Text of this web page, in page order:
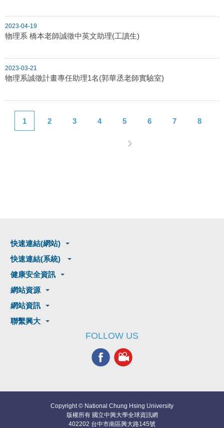
2023-04-19
物理系 橋本老師誠徵中英文助理(工讀生)
2023-03-21
物理系誠徵計畫專任助理1名(郭華丞老師實驗室)
1 2 3 4 5 6 7 8
快速連結(網站)
快速連結(系統)
健康安全資訊
網站資源
網站資訊
聯繫興大
FOLLOW US
Copyright © National Chung Hsing University
版權所有 國立中興大學全球資訊網
402202 台中市南區興大路145號